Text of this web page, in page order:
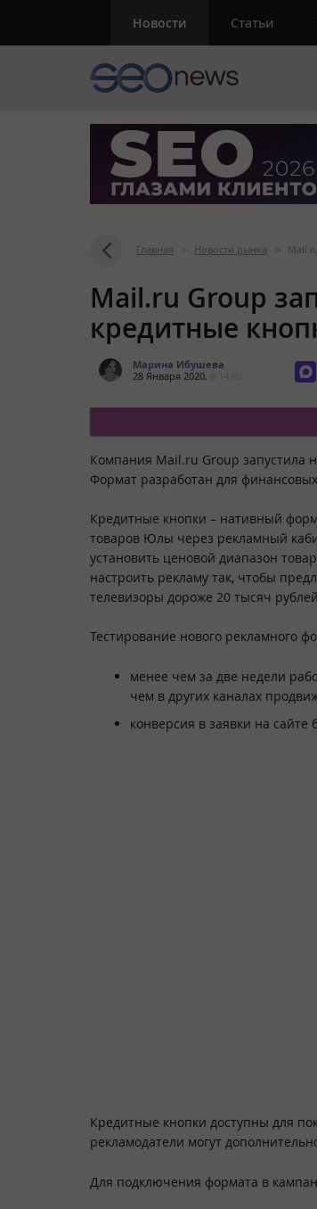
Новости Статьи
Главная > Новости рынка >
Mail.ru Group
кредитные
Марина Ибушева
28 Января 2020,
Компания Mail.ru Group запустила
Формат разработан для
Кредитные кнопки – нативный
товаров Юлы через рекламный
установить ценовой диапазон
настроить рекламу так, чтобы
телевизоры дороже 20 тысяч
Тестирование нового рекламного
менее чем за две недели
чем в других каналах
конверсия в заявки на
Кредитные кнопки доступны для
рекламодатели могут
Для подключения формата в